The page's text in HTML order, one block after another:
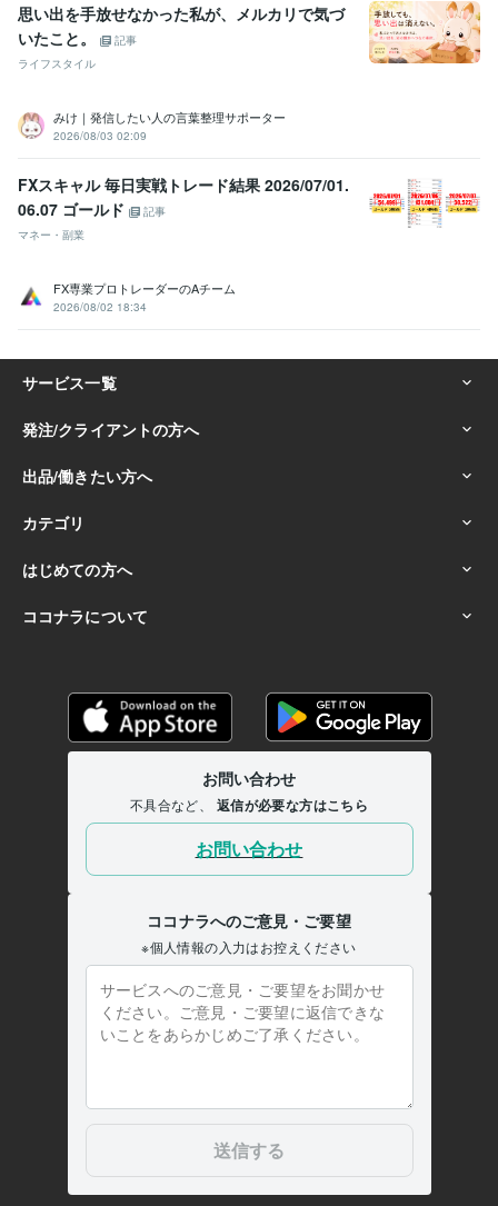
思い出を手放せなかった私が、メルカリで気づ
いたこと。
記事
ライフスタイル
みけ｜発信したい人の言葉整理サポーター
2026/08/03 02:09
FXスキャル 毎日実戦トレード結果 2026/07/01.
06.07 ゴールド
記事
マネー・副業
FX専業プロトレーダーのAチーム
2026/08/02 18:34